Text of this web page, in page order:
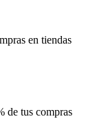
en tiendas
de tus compras